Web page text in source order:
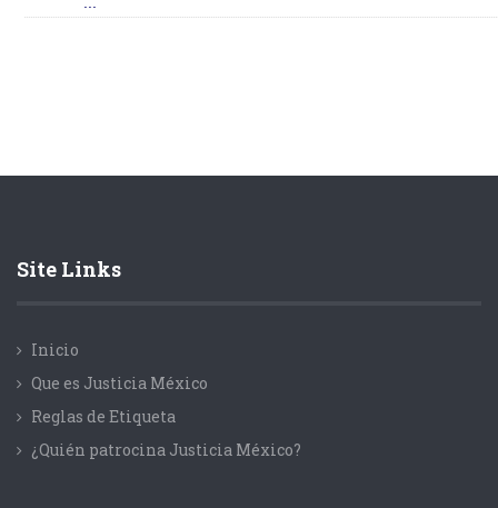
Site Links
Inicio
Que es Justicia México
Reglas de Etiqueta
¿Quién patrocina Justicia México?